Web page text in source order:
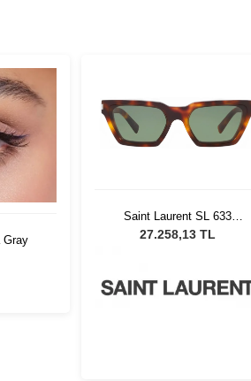
Gray
Saint Laurent SL 633
CALISTA 003
27.258,13 TL